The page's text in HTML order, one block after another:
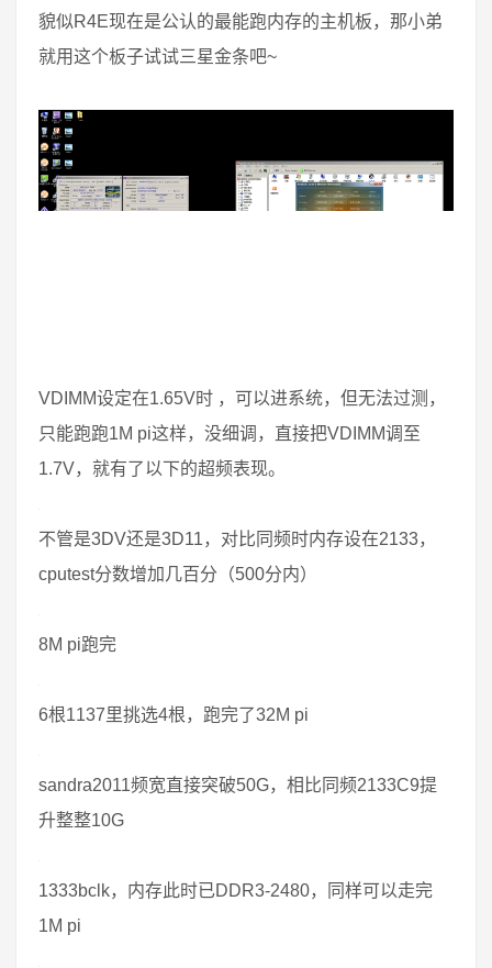
貌似R4E现在是公认的最能跑内存的主机板，那小弟
就用这个板子试试三星金条吧~
VDIMM设定在1.65V时 ，可以进系统，但无法过测，
只能跑跑1M pi这样，没细调，直接把VDIMM调至
1.7V，就有了以下的超频表现。
不管是3DV还是3D11，对比同频时内存设在2133，
cputest分数增加几百分（500分内）
8M pi跑完
6根1137里挑选4根，跑完了32M pi
sandra2011频宽直接突破50G，相比同频2133C9提
升整整10G
1333bclk，内存此时已DDR3-2480，同样可以走完
1M pi